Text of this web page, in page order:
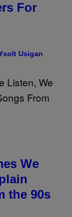
For
Usigan
We
the 90s